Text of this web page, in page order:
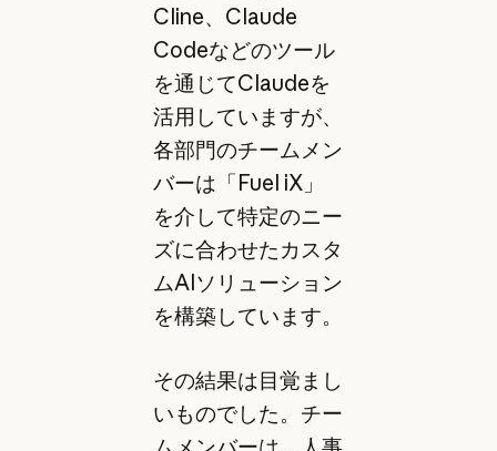
Cline、Claude
Codeなどのツール
を通じてClaudeを
活用していますが、
各部門のチームメン
バーは「Fuel iX」
を介して特定のニー
ズに合わせたカスタ
ムAIソリューション
を構築しています。
その結果は目覚まし
いものでした。チー